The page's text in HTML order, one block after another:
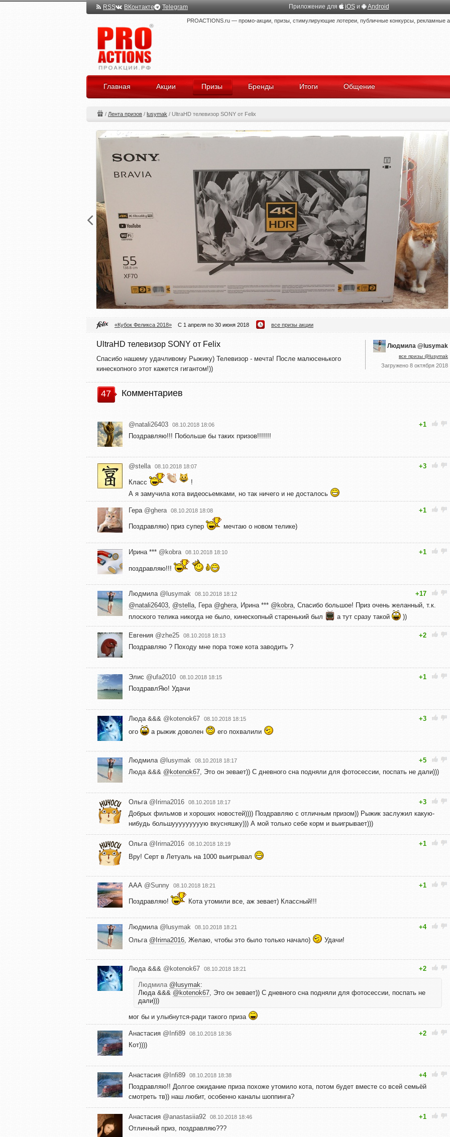
RSS ВКонтакте Telegram Приложение для iOSи Android
PROACTIONS.ru — промо-акции, призы, стимулирующие лотереи, публичные конкурсы, рекламные
Главная Акции Призы Бренды Итоги Общение
/ Лента призов / lusymak / UltraHD телевизор SONY от Felix
«Кубок Феликса 2018» С 1 апреля по 30 июня 2018 все призы акции
Людмила @lusymak
все призы @lusymak
Загружено 8 октября 2018
UltraHD телевизор SONY от Felix
Спасибо нашему удачливому Рыжику) Телевизор - мечта! После малюсенького
кинескопного этот кажется гигантом!))
47 Комментариев
@natali26403 08.10.2018 18:06
+1
Поздравляю!!! Побольше бы таких призов!!!!!!!
@stella 08.10.2018 18:07 +3
Класс
!
А я замучила кота видеосьемками, но так ничего и не досталось
Гера @ghera 08.10.2018 18:08 +1
Поздравляю) приз супер мечтаю о новом телике)
Ирина *** @kobra 08.10.2018 18:10 +1
поздравляю!!!
Людмила @lusymak 08.10.2018 18:12
+17
@natali26403, @stella, Гера @ghera, Ирина *** @kobra, Спасибо большое! Приз очень желанный, т.к.
плоского телика никогда не было, кинескопный старенький был
а тут сразу такой ))
Евгения @zhe25 08.10.2018 18:13
+2
Поздравляю ? Походу мне пора тоже кота заводить ?
Элис @ufa2010 08.10.2018 18:15
+1
ПоздравлЯю! Удачи
Люда &&& @kotenok67 08.10.2018 18:15
+3
ого
а рыжик доволен его похвалили
Людмила @lusymak 08.10.2018 18:17
+5
Люда &&& @kotenok67, Это он зевает)) С дневного сна подняли для фотосессии, поспать не дали)))
Ольга @Irirna2016 08.10.2018 18:17
+3
Добрых фильмов и хороших новостей)))) Поздравляю с отличным призом)) Рыжик заслужил какую-
нибудь большууууууууую вкусняшку))) А мой только себе корм и выигрывает)))
Ольга @Irirna2016 08.10.2018 18:19
+1
Вру! Серт в Летуаль на 1000 выигрывал
ААА @Sunny 08.10.2018 18:21 +1
Поздравляю! Кота утомили все, аж зевает) Классный!!!
Людмила @lusymak 08.10.2018 18:21
+4
Ольга @Irirna2016, Желаю, чтобы это было только начало) Удачи!
Люда &&& @kotenok67 08.10.2018 18:21 +2
Людмила @lusymak:
Люда &&& @kotenok67, Это он зевает)) С дневного сна подняли для фотосессии, поспать не
дали)))
мог бы и улыбнутся-ради такого приза
Анастасия @Infi89 08.10.2018 18:36
+2
Кот))))
Анастасия @Infi89 08.10.2018 18:38
+4
Поздравляю!! Долгое ожидание приза похоже утомило кота, потом будет вместе со всей семьёй
смотреть тв)) наш любит, особенно каналы шоппинга?
Анастасия @anastasiia92 08.10.2018 18:46
+1
Отличный приз, поздравляю???